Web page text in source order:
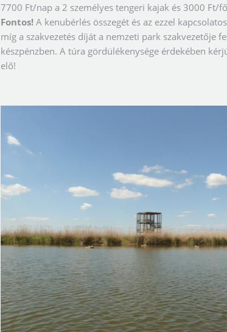
7700 Ft/nap a 2 személyes tengeri kajak és 3000 Ft/
Fontos! A kenubérlés összegét és az ezzel
míg a szakvezetés díját a nemzeti park szakvezetője
készpénzben. A túra gördülékenysége érdekében
elő!